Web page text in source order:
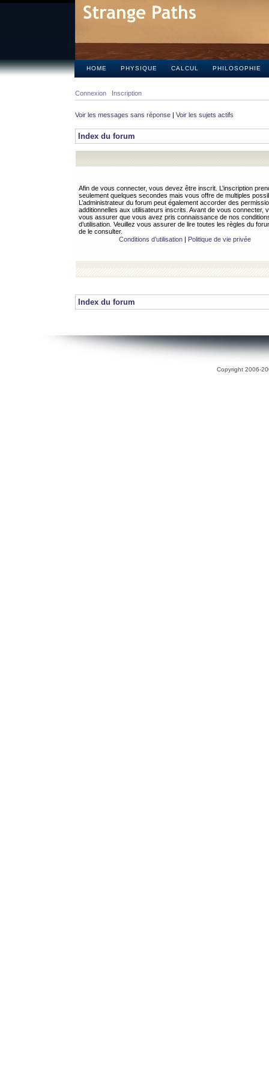
HOME PHYSIQUE CALCUL PHILOSOPHIE
Connexion Inscription
Voir les messages sans réponse | Voir les sujets actifs
Index du forum
Afin de vous connecter, vous devez être inscrit. L’inscription
seulement quelques secondes mais vous offre de multiples
L’administrateur du forum peut également accorder des
additionnelles aux utilisateurs inscrits. Avant de vous connecter,
vous assurer que vous avez pris connaissance de nos
d’utilisation. Veuillez vous assurer de lire toutes les règles du
de le consulter.
Conditions d’utilisation| Politique de vie privée
Index du forum
Copyright 2006-